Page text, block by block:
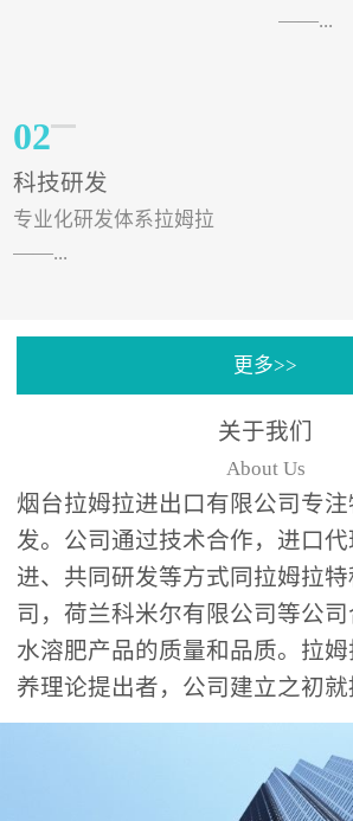
——...
02
科技研发
专业化研发体系拉姆拉
——...
分中心”的科研开发系统，
更多>>
关于我们
About Us
烟台拉姆拉进出口有限公司专
发。公司通过技术合作，进口代
进、共同研发等方式同拉姆拉
司，荷兰科米尔有限公司等公
水溶肥产品的质量和品质。拉
养理论提出者，公司建立之初就